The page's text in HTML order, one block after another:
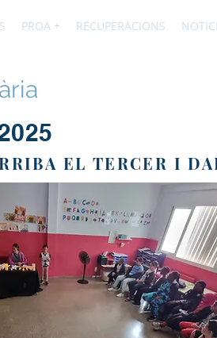
PROA + RECUPERACIONS
EL TERCER I